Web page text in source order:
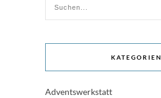
KATEGORIEN
Adventswerkstatt